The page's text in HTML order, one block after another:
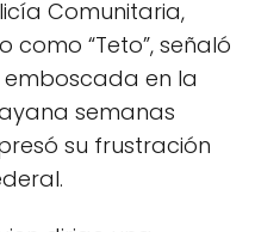
Comunitaria,
como “Teto”, señaló
en la
semanas
su frustración